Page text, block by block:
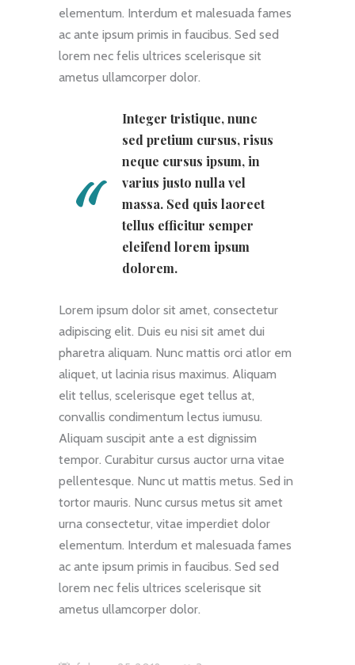
elementum. Interdum et malesuada fames
ac ante ipsum primis in faucibus. Sed sed
lorem nec felis ultrices scelerisque sit
ametus ullamcorper dolor.
Integer tristique, nunc
sed pretium cursus, risus
neque cursus ipsum, in
varius justo nulla vel
massa. Sed quis laoreet
tellus efficitur semper
eleifend lorem ipsum
dolorem.
Lorem ipsum dolor sit amet, consectetur
adipiscing elit. Duis eu nisi sit amet dui
pharetra aliquam. Nunc mattis orci atlor em
aliquet, ut lacinia risus maximus. Aliquam
elit tellus, scelerisque eget tellus at,
convallis condimentum lectus iumusu.
Aliquam suscipit ante a est dignissim
tempor. Curabitur cursus auctor urna vitae
pellentesque. Nunc ut mattis metus. Sed in
tortor mauris. Nunc cursus metus sit amet
urna consectetur, vitae imperdiet dolor
elementum. Interdum et malesuada fames
ac ante ipsum primis in faucibus. Sed sed
lorem nec felis ultrices scelerisque sit
ametus ullamcorper dolor.